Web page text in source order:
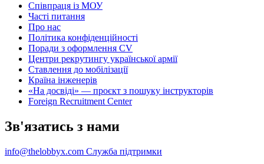
Співпраця із МОУ
Часті питання
Про нас
Політика конфіденційності
Поради з оформлення CV
Центри рекрутингу української армії
Ставлення до мобілізації
Країна інженерів
«На досвіді» — проєкт з пошуку інструкторів
Foreign Recruitment Center
Зв'язатись з нами
info@thelobbyx.com Служба підтримки